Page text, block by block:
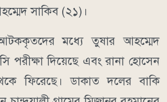
সাকিব (২১)।
মধ্যে তুষার আহম্মেদ
দিয়েছে এবং রানা হোসেন
ফিরেছে। ডাকাত দলের বাকি